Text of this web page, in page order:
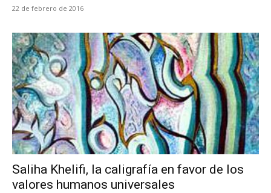
22 de febrero de 2016
Saliha Khelifi, la caligrafía en favor de los
valores humanos universales